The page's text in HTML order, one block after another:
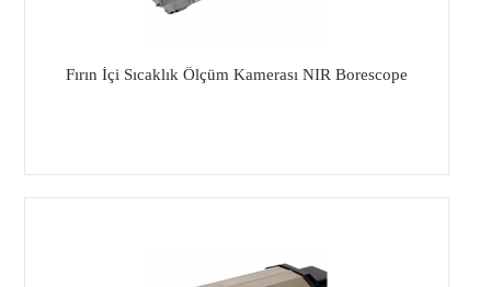
Fırın İçi Sıcaklık Ölçüm Kamerası NIR Borescope